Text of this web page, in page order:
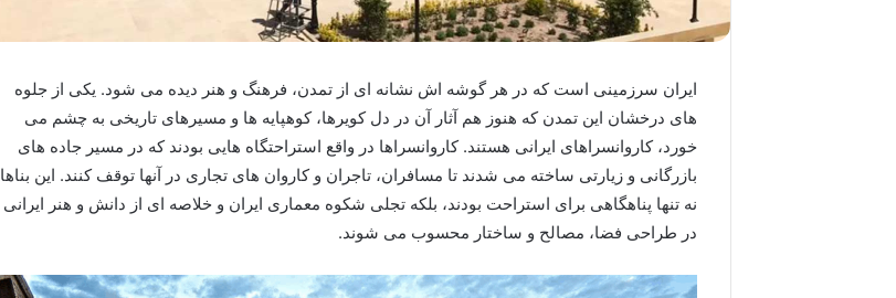
ایران سرزمینی است که در هر گوشه اش نشانه ای از تمدن، فرهنگ و هنر دیده می شود. یکی از جلوه
های درخشان این تمدن که هنوز هم آثار آن در دل کویرها، کوهپایه ها و مسیرهای تاریخی به چشم می
خورد، کاروانسراهای ایرانی هستند. کاروانسراها در واقع استراحتگاه هایی بودند که در مسیر جاده های
بازرگانی و زیارتی ساخته می شدند تا مسافران، تاجران و کاروان های تجاری در آنها توقف کنند. این بناها
نه تنها پناهگاهی برای استراحت بودند، بلکه تجلی شکوه معماری ایران و خلاصه ای از دانش و هنر ایرانی
در طراحی فضا، مصالح و ساختار محسوب می شوند.